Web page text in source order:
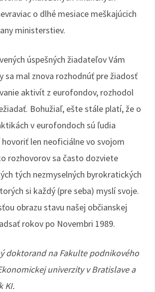
o dlhé mesiace meškajúcich
ministerstiev.
úspešných žiadateľov Vám
sa mal znova rozhodnúť pre žiadosť
aktivít z eurofondov, rozhodol
Bohužiaľ, ešte stále platí, že o
v eurofondoch sú ľudia
len neoficiálne vo svojom
rozhovorov sa často dozviete
tých nezmyselných byrokratických
si každý (pre seba) myslí svoje.
obrazu stavu našej občianskej
rokov po Novembri 1989.
doktorand na Fakulte podnikového
univerzity v Bratislave a
KI.